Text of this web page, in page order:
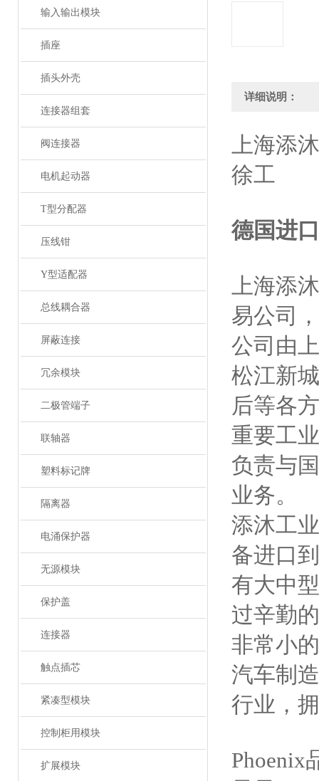
输入输出模块
插座
插头外壳
连接器组套
阀连接器
电机起动器
T型分配器
压线钳
Y型适配器
总线耦合器
屏蔽连接
冗余模块
二极管端子
联轴器
塑料标记牌
隔离器
电涌保护器
无源模块
保护盖
连接器
触点插芯
紧凑型模块
控制柜用模块
扩展模块
详细说明：
上海添
徐工
德国进
上海添
易公司
公司由
松江新
后等各
重要工
负责与
业务。
添沐工
备进口
有大中
过辛勤
非常小
汽车制
行业，
Phoenix